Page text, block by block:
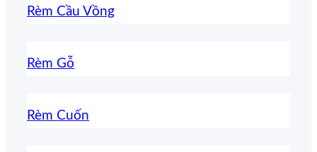
Rèm Cầu Vồng
Rèm Gỗ
Rèm Cuốn